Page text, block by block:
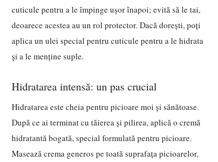
cuticule pentru a le împinge ușor înapoi; evită să le tai,
deoarece acestea au un rol protector. Dacă dorești, poți
aplica un ulei special pentru cuticule pentru a le hidrata
și a le menține suple.
Hidratarea intensă: un pas crucial
Hidratarea este cheia pentru picioare moi și sănătoase.
După ce ai terminat cu tăierea și pilirea, aplică o cremă
hidratantă bogată, special formulată pentru picioare.
Masează crema generos pe toată suprafața picioarelor,